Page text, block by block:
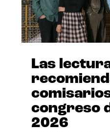
Las
congreso
2026